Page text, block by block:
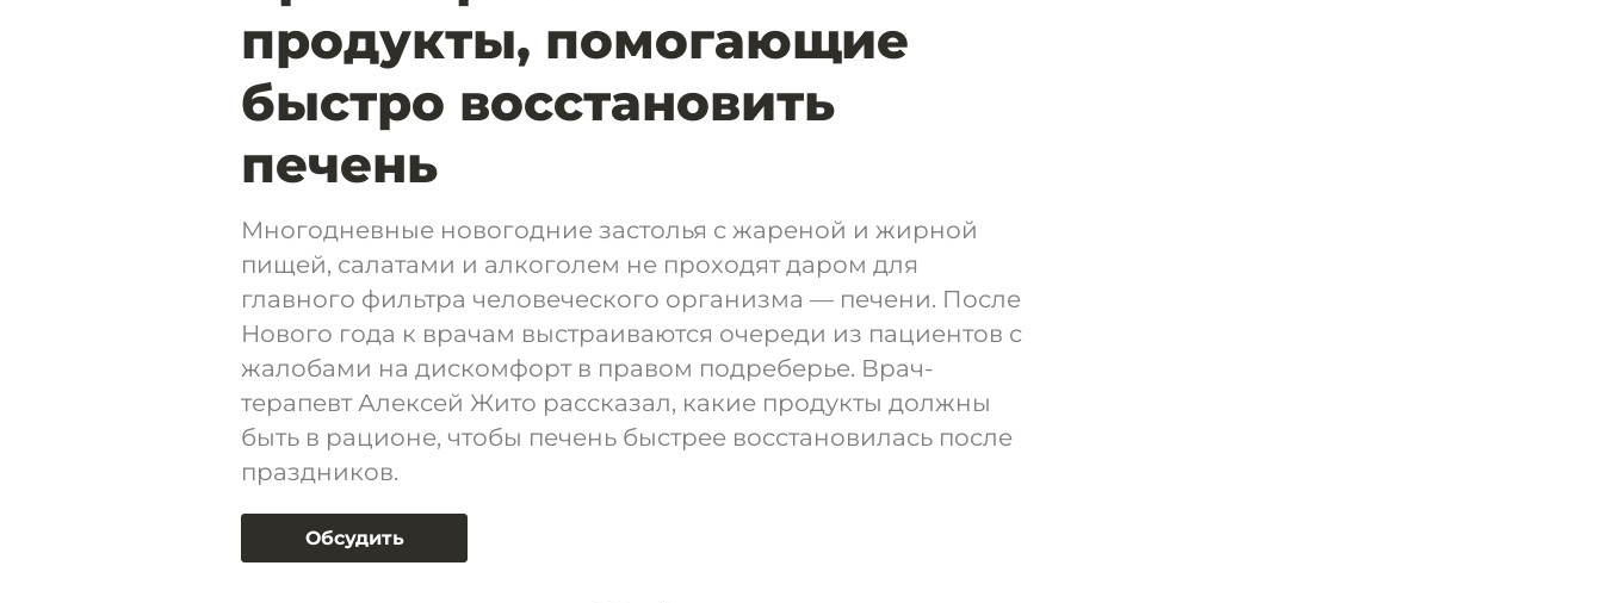
продукты, помогающие
быстро восстановить
печень
Многодневные новогодние застолья с жареной и жирной
пищей, салатами и алкоголем не проходят даром для
главного фильтра человеческого организма — печени. После
Нового года к врачам выстраиваются очереди из пациентов с
жалобами на дискомфорт в правом подреберье. Врач-
терапевт Алексей Жито рассказал, какие продукты должны
быть в рационе, чтобы печень быстрее восстановилась после
праздников.
Обсудить